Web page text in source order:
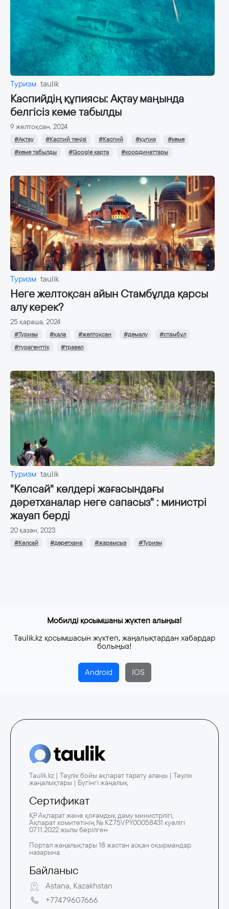
Туризм taulik
Каспийдің құпиясы: Ақтау маңында
белгісіз кеме табылды
9 желтоқсан, 2024
#Ақтау #Каспий теңізі #Каспий #құпия
#кеме
#кеме табылды
#Google карта #координаттары
Туризм taulik
Неге желтоқсан айын Стамбұлда қарсы
алу керек?
25 қараша, 2024
#Туризм #қала #желтоқсан #демалу
#стамбұл
#турагенттік
#травел
Туризм taulik
"Көлсай" көлдері жағасындағы
дәретханалар неге сапасыз" : министрі
жауап берді
20 қазан, 2023
#Көлсай #дәретхана #жарамсыз #Туризм
Мобилді қосымшаны жүктеп алыңыз!
Taulik.kz қосымшасын жүктеп, жаңалықтардан хабардар
болыңыз!
Android IOS
Taulik.kz | Тәулік бойы ақпарат тарату алаңы | Тәулік
жаңалықтары | Бүгінгі жаңалық
Сертификат
ҚР Ақпарат және қоғамдық даму министрлігі,
Ақпарат комитетінің № KZ75VPY00058431 куәлігі
07.11.2022 жылы берілген
Портал жаңалықтары 18 жастан асқан оқырмандар
назарына.
Байланыс
Astana, Kazakhstan
+77479607666